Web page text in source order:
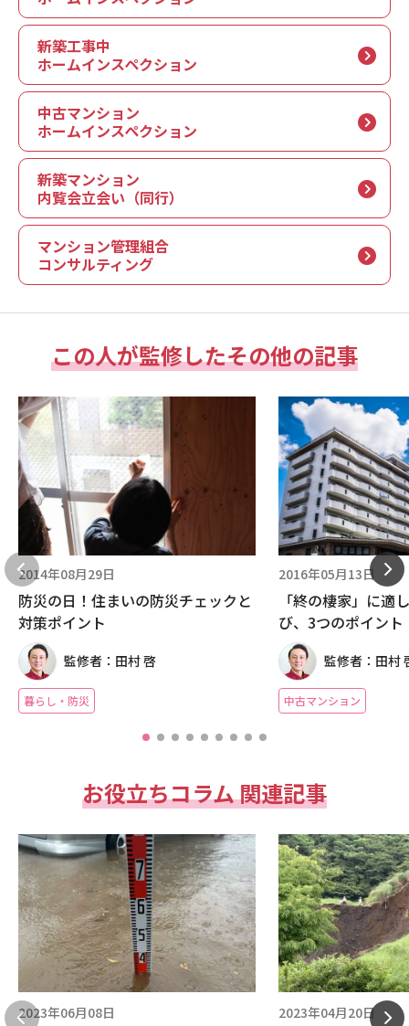
新築工事中
ホームインスペクション
中古マンション
ホームインスペクション
新築マンション
内覧会立会い（同行）
マンション管理組合
コンサルティング
この人が監修したその他の記事
2014年08月29日
防災の日！住まいの防災チェックと
対策ポイント
監修者：田村 啓
暮らし・防災
2016年05月13日
「終の棲家」に適
び、3つのポイント
監修者：田村
中古マンション
お役立ちコラム 関連記事
2023年06月08日 2023年04月20日